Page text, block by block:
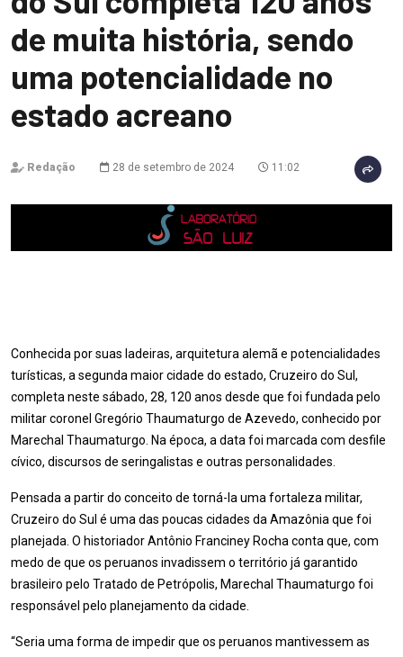
de muita história, sendo
uma potencialidade no
estado acreano
Redação 28 de setembro de 2024 11:02
Conhecida por suas ladeiras, arquitetura alemã e potencialidades
turísticas, a segunda maior cidade do estado, Cruzeiro do Sul,
completa neste sábado, 28, 120 anos desde que foi fundada pelo
militar coronel Gregório Thaumaturgo de Azevedo, conhecido por
Marechal Thaumaturgo. Na época, a data foi marcada com desfile
cívico, discursos de seringalistas e outras personalidades.
Pensada a partir do conceito de torná-la uma fortaleza militar,
Cruzeiro do Sul é uma das poucas cidades da Amazônia que foi
planejada. O historiador Antônio Franciney Rocha conta que, com
medo de que os peruanos invadissem o território já garantido
brasileiro pelo Tratado de Petrópolis, Marechal Thaumaturgo foi
responsável pelo planejamento da cidade.
“Seria uma forma de impedir que os peruanos mantivessem as